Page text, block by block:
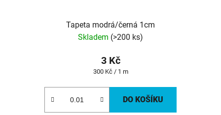
Tapeta modrá/černá 1cm
Skladem (>200 ks)
3 Kč
Měrná
300 Kč / 1 m
DO KOŠÍKU